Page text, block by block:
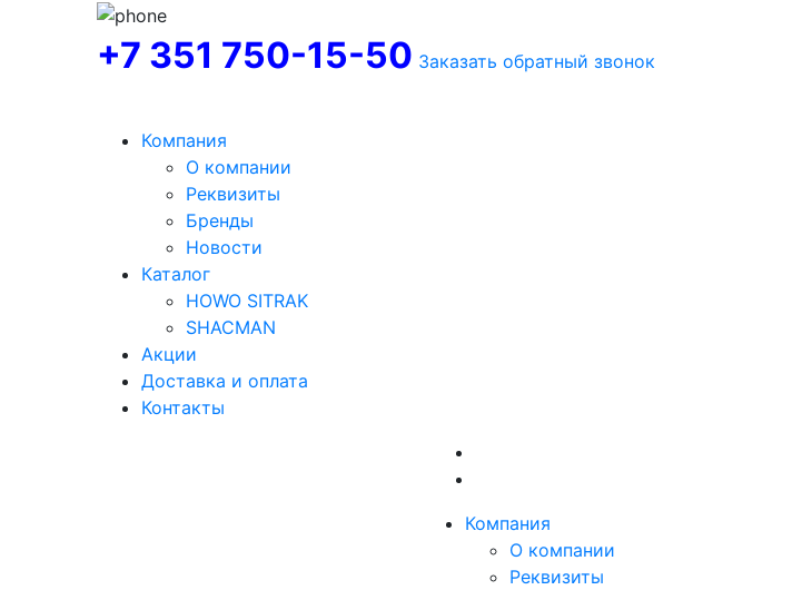
+7 351 750-15-50 Заказать обратный звонок
Компания
О компании
Реквизиты
Бренды
Новости
Каталог
HOWO SITRAK
SHACMAN
Акции
Доставка и оплата
Контакты
Компания
О компании
Реквизиты